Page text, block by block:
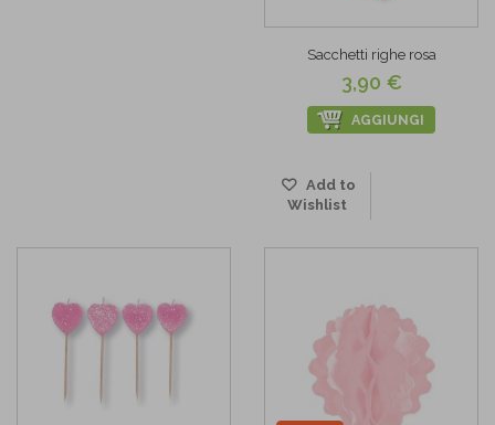
Sacchetti righe rosa
3,90 €
AGGIUNGI
Add to
Wishlist